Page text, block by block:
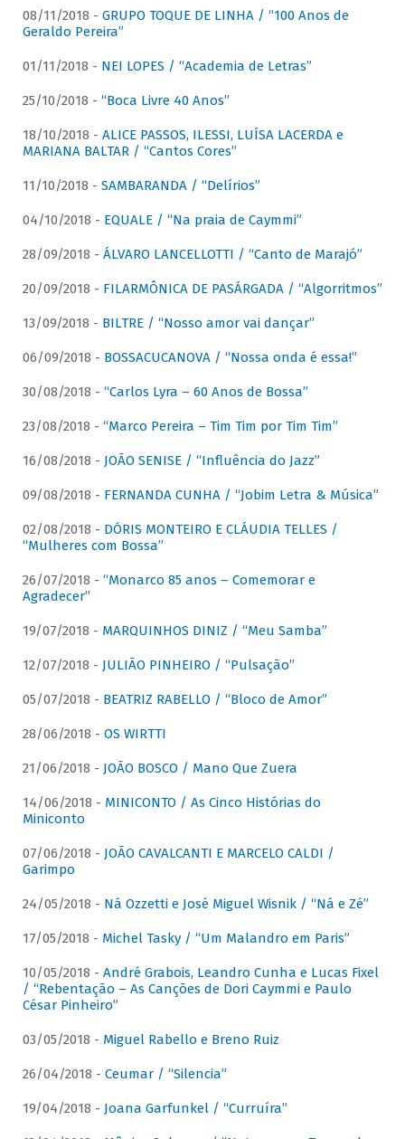
08/11/2018 - GRUPO TOQUE DE LINHA / “100 Anos de
Geraldo Pereira”
01/11/2018 - NEI LOPES / “Academia de Letras”
25/10/2018 - “Boca Livre 40 Anos”
18/10/2018 - ALICE PASSOS, ILESSI, LUÍSA LACERDA e
MARIANA BALTAR / “Cantos Cores”
11/10/2018 - SAMBARANDA / “Delírios”
04/10/2018 - EQUALE / “Na praia de Caymmi”
28/09/2018 - ÁLVARO LANCELLOTTI / “Canto de Marajó”
20/09/2018 - FILARMÔNICA DE PASÁRGADA / “Algorritmos”
13/09/2018 - BILTRE / “Nosso amor vai dançar”
06/09/2018 - BOSSACUCANOVA / “Nossa onda é essa!”
30/08/2018 - “Carlos Lyra – 60 Anos de Bossa”
23/08/2018 - “Marco Pereira – Tim Tim por Tim Tim”
16/08/2018 - JOÃO SENISE / “Influência do Jazz”
09/08/2018 - FERNANDA CUNHA / “Jobim Letra & Música”
02/08/2018 - DÓRIS MONTEIRO E CLÁUDIA TELLES /
“Mulheres com Bossa”
26/07/2018 - “Monarco 85 anos – Comemorar e
Agradecer”
19/07/2018 - MARQUINHOS DINIZ / “Meu Samba”
12/07/2018 - JULIÃO PINHEIRO / “Pulsação”
05/07/2018 - BEATRIZ RABELLO / “Bloco de Amor”
28/06/2018 - OS WIRTTI
21/06/2018 - JOÃO BOSCO / Mano Que Zuera
14/06/2018 - MINICONTO / As Cinco Histórias do
Miniconto
07/06/2018 - JOÃO CAVALCANTI E MARCELO CALDI /
Garimpo
24/05/2018 - Ná Ozzetti e José Miguel Wisnik / “Ná e Zé”
17/05/2018 - Michel Tasky / “Um Malandro em Paris”
10/05/2018 - André Grabois, Leandro Cunha e Lucas Fixel
/ “Rebentação – As Canções de Dori Caymmi e Paulo
César Pinheiro”
03/05/2018 - Miguel Rabello e Breno Ruiz
26/04/2018 - Ceumar / “Silencia”
19/04/2018 - Joana Garfunkel / “Curruíra”